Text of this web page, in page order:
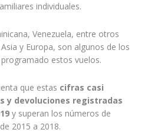
individuales.
Venezuela, entre otros
y Europa, son algunos de los
estos vuelos.
que estas cifras casi
y devoluciones registradas
y superan los números de
2015 a 2018.